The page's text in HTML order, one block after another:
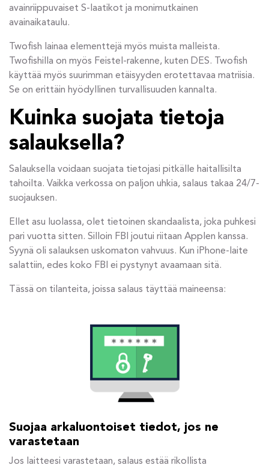
avainriippuvaiset S-laatikot ja monimutkainen
avainaikataulu.
Twofish lainaa elementtejä myös muista malleista.
Twofishilla on myös Feistel-rakenne, kuten DES. Twofish
käyttää myös suurimman etäisyyden erotettavaa matriisia.
Se on erittäin hyödyllinen turvallisuuden kannalta.
Kuinka suojata tietoja
salauksella?
Salauksella voidaan suojata tietojasi pitkälle haitallisilta
tahoilta. Vaikka verkossa on paljon uhkia, salaus takaa 24/7-
suojauksen.
Ellet asu luolassa, olet tietoinen skandaalista, joka puhkesi
pari vuotta sitten. Silloin FBI joutui riitaan Applen kanssa.
Syynä oli salauksen uskomaton vahvuus. Kun iPhone-laite
salattiin, edes koko FBI ei pystynyt avaamaan sitä.
Tässä on tilanteita, joissa salaus täyttää maineensa:
Suojaa arkaluontoiset tiedot, jos ne
varastetaan
Jos laitteesi varastetaan, salaus estää rikollista